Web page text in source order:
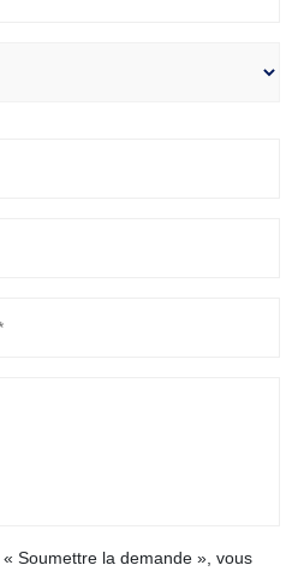
Soumettre la demande », vous